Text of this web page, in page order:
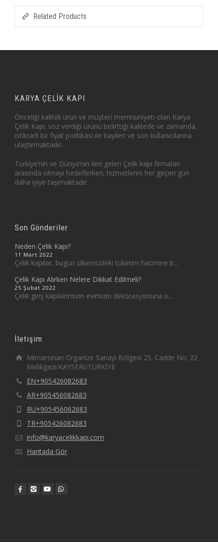
Related Products
KARYA ÇELİK KAPI
Önceliği kaliteli ürün ve müşteri memnuniyeti olan Karya
Çelik Kapı; söz verdiği ürünü belirttiği kalitede ve zamanda,
istikrarlı bir fiyat politikası ile bayileri ve son kullanıcılarına
ulaştırmaktadır.
Türkiye’nin ve Dünya’nın ileri gelen Çelik kapı firmaları
arasında olmayı hedeflerken; hizmetlerini her geçen gün
daha iyiye taşımaktadır.
Son Gönderiler
Neden Çelik Kapı?
11 Mart 2022
Çelik kapılar, bugün ülkemizdeki tüketim hacmine b...
Çelik Kapı Alırken Nelere Dikkat Edilmeli?
25 Şubat 2022
Çelik giriş kapılarımızın evimizin dekorasyonuna u...
İletişim
Mimarsinan Organize Sanayi Bölgesi 25. Cadde No: 22
Melikgazi/KAYSERİ/TÜRKİYE
EN+905426082683
AR+905456082683
RU+905456062683
TR+905426082683
info@karyacelikkapi.com
Haritada Gör